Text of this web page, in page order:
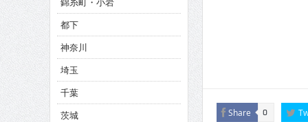
CINEMA×STYLE 285号
CINEMA×STYLE 294号
Share 0
都下
神奈川
埼玉
千葉
茨城